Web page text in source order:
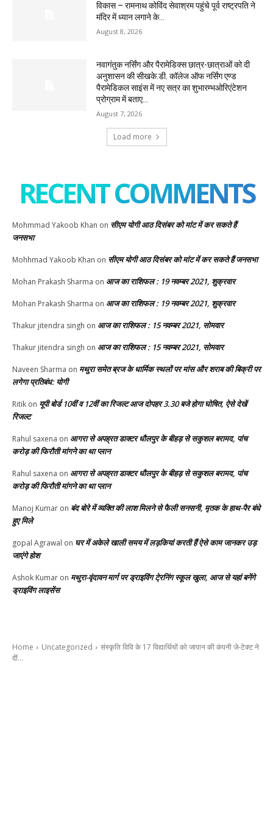
विकास – रामनाथ कोविंद सेवाश्रम पहुंचे पूर्व राष्ट्रपति ने
मंदिर में ध्यान लगाने के...
August 8, 2026
नवागंतुक नर्सिंग और पैरामेडिक्स छात्र-छात्राओं को दी
अनुशासन की सीखके.डी. कॉलेज ऑफ नर्सिंग एण्ड
पैरामेडिकल साइंस में नए सत्र का शुभारम्भओरिएंटेशन
प्रोग्राम में बताए...
August 7, 2026
Load more
RECENT COMMENTS
Mohmmad Yakoob Khan on सीएम योगी आठ दिसंबर को मांट में कर सकते हैं
जनसभा
Mohhmad Yakoob Khan on सीएम योगी आठ दिसंबर को मांट में कर सकते हैं जनसभा
Mohan Prakash Sharma on आज का राशिफल : 19 नवम्बर 2021, शुक्रवार
Mohan Prakash Sharma on आज का राशिफल : 19 नवम्बर 2021, शुक्रवार
Thakur jitendra singh on आज का राशिफल : 15 नवम्बर 2021, सोमवार
Thakur jitendra singh on आज का राशिफल : 15 नवम्बर 2021, सोमवार
Naveen Sharma on मथुरा समेत ब्रज के धार्मिक स्थलों पर मांस और शराब की बिक्री पर
लगेगा प्रतिबंध: योगी
Ritik on यूपी बोर्ड 10वीं व 12वीं का रिजल्ट आज दोपहर 3.30 बजे होगा घोषित, ऐसे देखें
रिजल्ट
Rahul saxena on आगरा से अपह्रत डाक्टर धौलपुर के बीहड़ से सकुशल बरामद, पांच
करोड़ की फिरौती मांगने का था प्लान
Rahul saxena on आगरा से अपह्रत डाक्टर धौलपुर के बीहड़ से सकुशल बरामद, पांच
करोड़ की फिरौती मांगने का था प्लान
Manoj Kumar on बंद बोरे में व्यक्ति की लाश मिलने से फैली सनसनी, मृतक के हाथ-पैर बंधे
हुए मिले
gopal Agrawal on घर में अकेले खाली समय में लड़कियां करती हैं ऐसे काम जानकर उड़
जाएंगे होश
Ashok Kumar on मथुरा-वृंदावन मार्ग पर ड्राइविंग टे्रनिंग स्कूल खुला, आज से यहां बनेंगे
ड्राइविंग लाइसेंस